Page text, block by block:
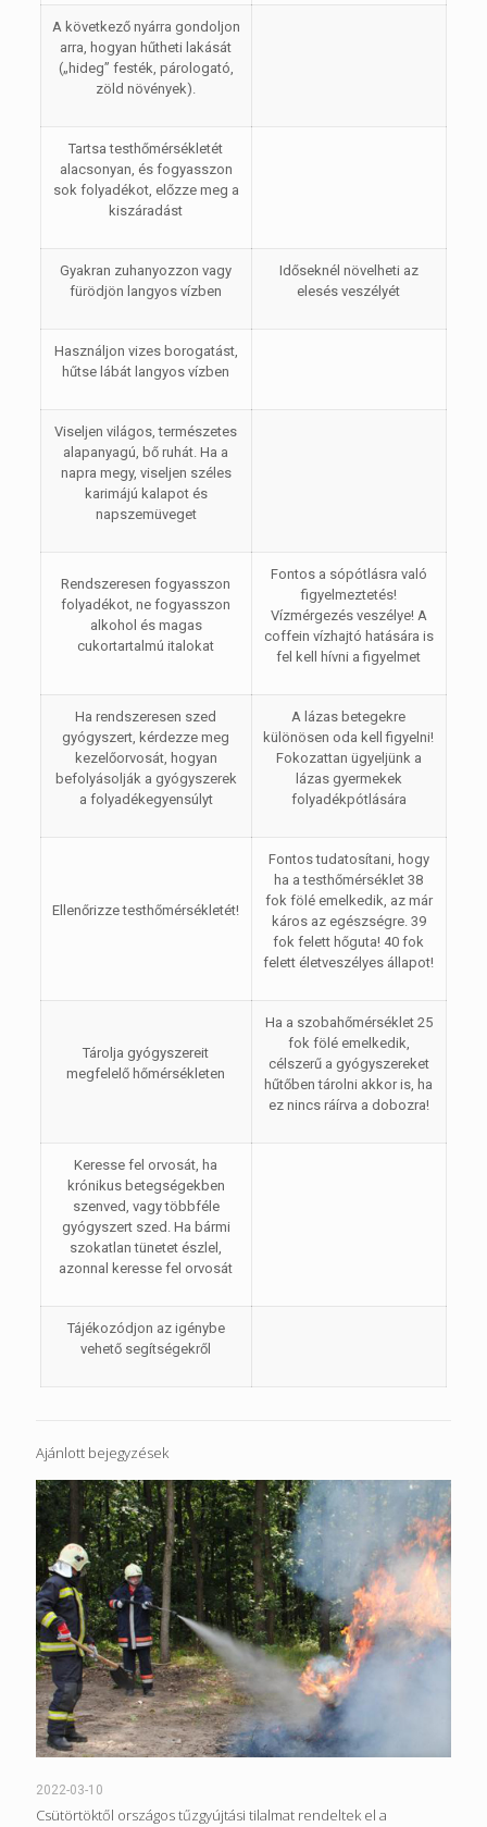
A következő nyárra gondoljon
arra, hogyan hűtheti lakását
(„hideg” festék, párologató,
zöld növények).
Tartsa testhőmérsékletét
alacsonyan, és fogyasszon
sok folyadékot, előzze meg a
kiszáradást
Gyakran zuhanyozzon vagy
fürödjön langyos vízben
Időseknél növelheti az
elesés veszélyét
Használjon vizes borogatást,
hűtse lábát langyos vízben
Viseljen világos, természetes
alapanyagú, bő ruhát. Ha a
napra megy, viseljen széles
karimájú kalapot és
napszemüveget
Rendszeresen fogyasszon
folyadékot, ne fogyasszon
alkohol és magas
cukortartalmú italokat
Fontos a sópótlásra való
figyelmeztetés!
Vízmérgezés veszélye! A
coffein vízhajtó hatására is
fel kell hívni a figyelmet
Ha rendszeresen szed
gyógyszert, kérdezze meg
kezelőorvosát, hogyan
befolyásolják a gyógyszerek
a folyadékegyensúlyt
A lázas betegekre
különösen oda kell figyelni!
Fokozattan ügyeljünk a
lázas gyermekek
folyadékpótlására
Ellenőrizze testhőmérsékletét!
Fontos tudatosítani, hogy
ha a testhőmérséklet 38
fok fölé emelkedik, az már
káros az egészségre. 39
fok felett hőguta! 40 fok
felett életveszélyes állapot!
Tárolja gyógyszereit
megfelelő hőmérsékleten
Ha a szobahőmérséklet 25
fok fölé emelkedik,
célszerű a gyógyszereket
hűtőben tárolni akkor is, ha
ez nincs ráírva a dobozra!
Keresse fel orvosát, ha
krónikus betegségekben
szenved, vagy többféle
gyógyszert szed. Ha bármi
szokatlan tünetet észlel,
azonnal keresse fel orvosát
Tájékozódjon az igénybe
vehető segítségekről
Ajánlott bejegyzések
2022-03-10
Csütörtöktől országos tűzgyújtási tilalmat rendeltek el a